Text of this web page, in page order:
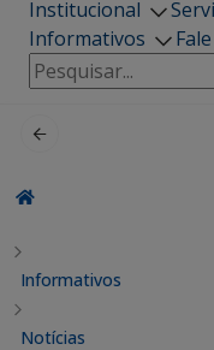
Institucional
Informativos
Pesquisar
por:
Informativos
Notícias